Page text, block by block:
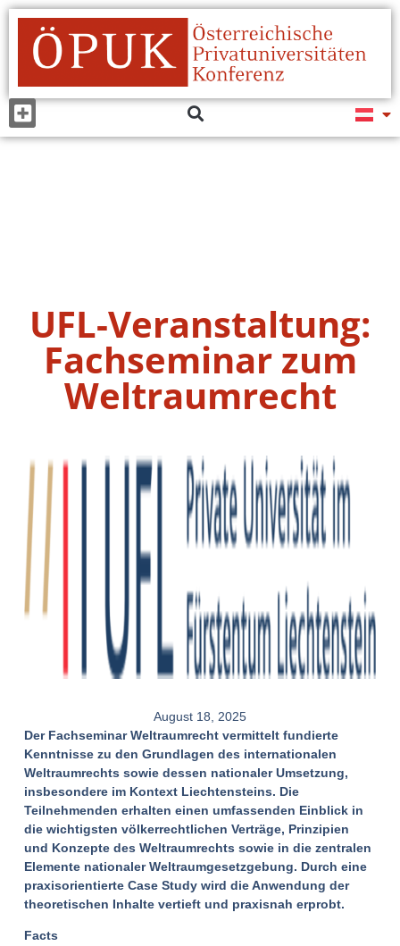
UFL-Veranstaltung:
Fachseminar zum
Weltraumrecht
August 18, 2025
Der Fachseminar Weltraumrecht vermittelt fundierte
Kenntnisse zu den Grundlagen des internationalen
Weltraumrechts sowie dessen nationaler Umsetzung,
insbesondere im Kontext Liechtensteins. Die
Teilnehmenden erhalten einen umfassenden Einblick in
die wichtigsten völkerrechtlichen Verträge, Prinzipien
und Konzepte des Weltraumrechts sowie in die zentralen
Elemente nationaler Weltraumgesetzgebung. Durch eine
praxisorientierte Case Study wird die Anwendung der
theoretischen Inhalte vertieft und praxisnah erprobt.
Facts